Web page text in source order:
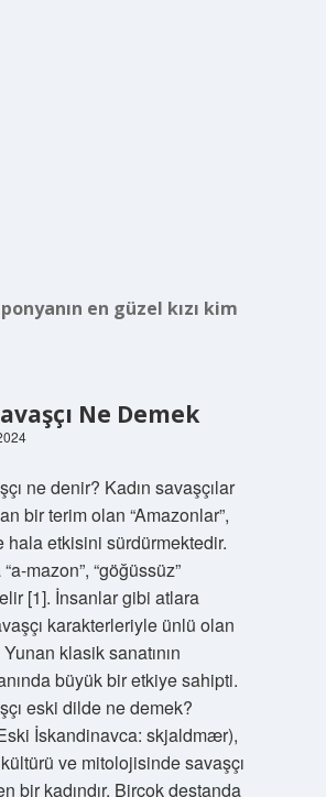
en güzel kızı kim
Ne Demek
ne denir? Kadın savaşçılar
bir terim olan “Amazonlar”,
hala etkisini sürdürmektedir.
mazon”, “göğüssüz”
[1]. İnsanlar gibi atlara
karakterleriyle ünlü olan
klasik sanatının
büyük bir etkiye sahipti.
eski dilde ne demek?
İskandinavca: skjaldmær),
ve mitolojisinde savaşçı
bir kadındır. Birçok destanda